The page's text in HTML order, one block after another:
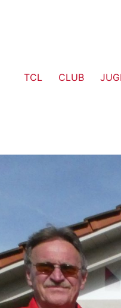
TCL CLUB